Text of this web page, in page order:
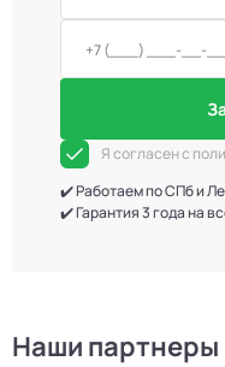
Я согласен с
✔️ Работаем по СПб и
✔️ Гарантия 3 года на
Наши партнеры